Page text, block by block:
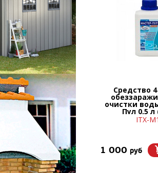
Средство
очистки
Пул 0,5
ITX-
1 000 руб